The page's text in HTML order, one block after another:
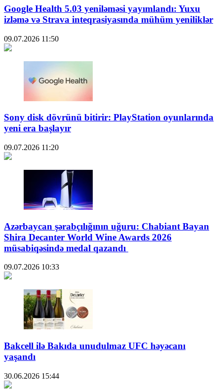
Google Health 5.03 yeniləməsi yayımlandı: Yuxu
izləmə və Strava inteqrasiyasında mühüm yeniliklər
09.07.2026 11:50
Sony disk dövrünü bitirir: PlayStation oyunlarında
yeni era başlayır
09.07.2026 11:20
Azərbaycan şərabçılığının uğuru: Chabiant Bayan
Shira Decanter World Wine Awards 2026
müsabiqəsində medal qazandı
09.07.2026 10:33
Bakcell ilə Bakıda unudulmaz UFC həyəcanı
yaşandı
30.06.2026 15:44